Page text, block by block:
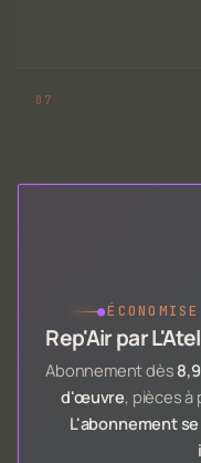
●
Rep'Air par
Abonnement dès
d'œuvre, pièces
L'abonnement